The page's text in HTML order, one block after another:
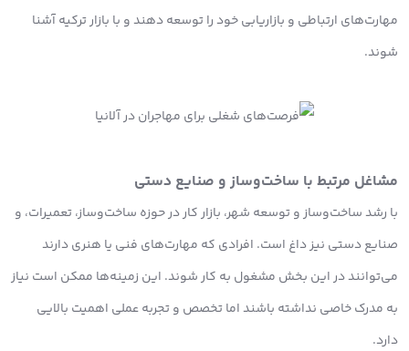
مهارت‌های ارتباطی و بازاریابی خود را توسعه دهند و با بازار ترکیه آشنا
شوند.
مشاغل مرتبط با ساخت‌وساز و صنایع دستی
با رشد ساخت‌وساز و توسعه شهر، بازار کار در حوزه ساخت‌وساز، تعمیرات، و
صنایع دستی نیز داغ است. افرادی که مهارت‌های فنی یا هنری دارند
می‌توانند در این بخش مشغول به کار شوند. این زمینه‌ها ممکن است نیاز
به مدرک خاصی نداشته باشند اما تخصص و تجربه عملی اهمیت بالایی
دارد.